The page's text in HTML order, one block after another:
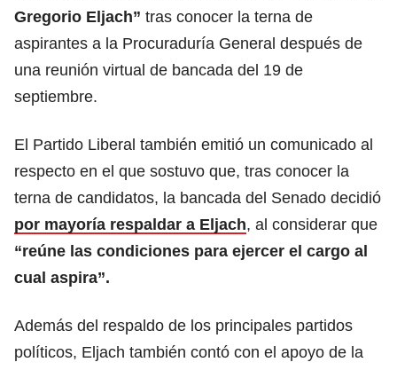
Gregorio Eljach” tras conocer la terna de
aspirantes a la Procuraduría General después de
una reunión virtual de bancada del 19 de
septiembre.
El Partido Liberal también emitió un comunicado al
respecto en el que sostuvo que, tras conocer la
terna de candidatos, la bancada del Senado decidió
por mayoría respaldar a Eljach, al considerar que
“reúne las condiciones para ejercer el cargo al
cual aspira”.
Además del respaldo de los principales partidos
políticos, Eljach también contó con el apoyo de la